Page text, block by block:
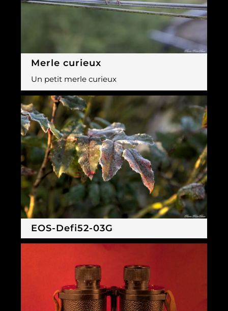
Merle curieux
Un petit merle curieux
EOS-Defi52-03G